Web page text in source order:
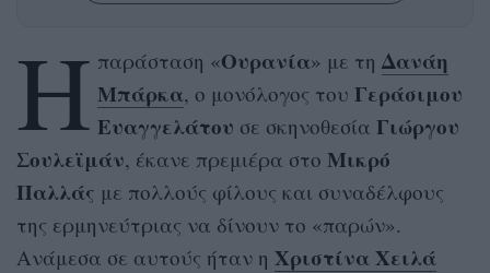
Η παράσταση «Ουρανία» με τη Δανάη
Μπάρκα, ο μονόλογος του Γεράσιμου
Ευαγγελάτου σε σκηνοθεσία Γιώργου
Σουλεϊμάν, έκανε πρεμιέρα στο Μικρό
Παλλάς με πολλούς φίλους και συναδέλφους
της ερμηνεύτριας να δίνουν το «παρών».
Ανάμεσα σε αυτούς ήταν η Χριστίνα Χειλά